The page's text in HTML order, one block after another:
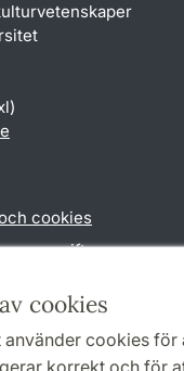
cookies
använder cookies för
korrekt och för
cookies